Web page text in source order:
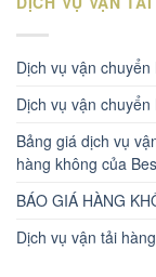
Dịch vụ vận
Dịch vụ vận
Bảng giá dịch vụ
hàng không của
BÁO GIÁ HÀNG
Dịch vụ vận tải